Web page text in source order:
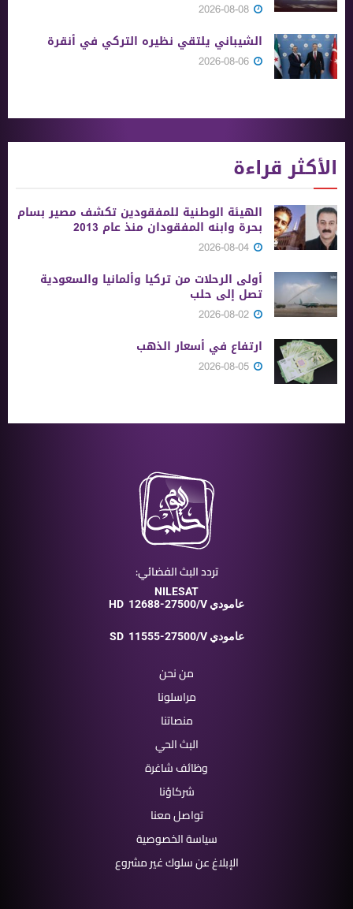
الشيباني يلتقي نظيره التركي في أنقرة
الأكثر قراءة
الهيئة الوطنية للمفقودين تكشف مصير بسام
بحرة وابنه المفقودان منذ عام 2013
أولى الرحلات من ‏تركيا وألمانيا والسعودية
تصل إلى حلب
ارتفاع في أسعار الذهب
تردد البث الفضائي:
NILESAT
HD
12688-27500/V عامودي
SD 11555-27500/V عامودي
من نحن
مراسلونا
منصاتنا
البث الحي
وظائف شاغرة
شركاؤنا
تواصل معنا
سياسة الخصوصية
الإبلاغ عن سلوك غير مشروع